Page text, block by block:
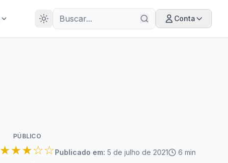
28
ANOS
Conta
PÚBLICO
★★★☆☆Publicado em: 5 de julho de 2021 6 min